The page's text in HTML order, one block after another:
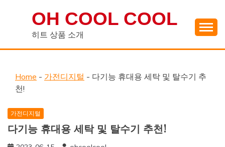
OH COOL COOL
히트 상품 소개
Home - 가전디지털 - 다기능 휴대용 세탁 및 탈수기 추
천!
가전디지털
다기능 휴대용 세탁 및 탈수기 추천!